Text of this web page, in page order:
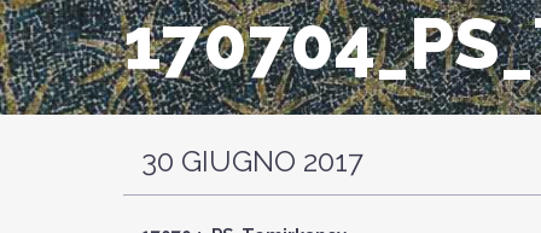
30 GIUGNO 2017